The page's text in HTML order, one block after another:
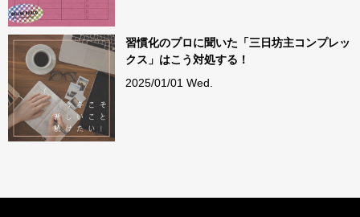
習慣化のプロに聞いた「三日坊主コンプレッ
クス」はこう対処する！
2025/01/01 Wed.